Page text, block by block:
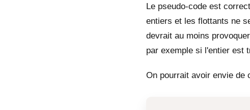
Le pseudo-code est
entiers et les flottants ne
devrait au moins
par exemple si l'entier est
On pourrait avoir envie de